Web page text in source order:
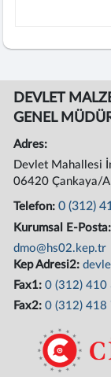
DEVLET
GENEL
Adres:
Devlet Mahallesi
06420 Çankaya/
Telefon:0 (312)
Kurumsal E-
dmo@hs02.kep.tr
Kep Adresi2:
Fax1:0 (312) 410
Fax2:0 (312) 418